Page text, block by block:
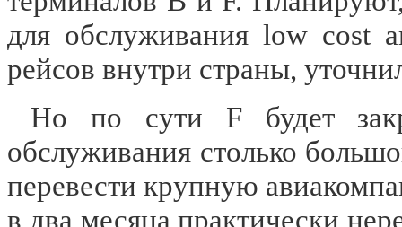
для обслуживания low cost
рейсов внутри страны,
Но по сути F будет
обслуживания столько
перевести крупную
в два месяца практически